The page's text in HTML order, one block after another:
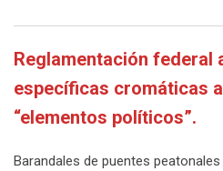
Reglamentación federal
específicas cromáticas
“elementos políticos”.
Barandales de puentes